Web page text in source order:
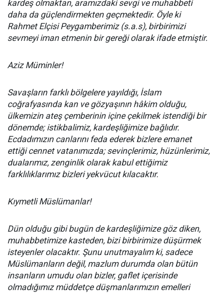
kardeş olmaktan, aramızdaki sevgi ve muhabbeti
daha da güçlendirmekten geçmektedir. Öyle ki
Rahmet Elçisi Peygamberimiz (s.a.s), birbirimizi
sevmeyi iman etmenin bir gereği olarak ifade etmiştir.
Aziz Müminler!
Savaşların farklı bölgelere yayıldığı, İslam
coğrafyasında kan ve gözyaşının hâkim olduğu,
ülkemizin ateş çemberinin içine çekilmek istendiği bir
dönemde; istikbalimiz, kardeşliğimize bağlıdır.
Ecdadımızın canlarını feda ederek bizlere emanet
ettiği cennet vatanımızda; sevinçlerimiz, hüzünlerimiz,
dualarımız, zenginlik olarak kabul ettiğimiz
farklılıklarımız bizleri yekvücut kılacaktır.
Kıymetli Müslümanlar!
Dün olduğu gibi bugün de kardeşliğimize göz diken,
muhabbetimize kasteden, bizi birbirimize düşürmek
isteyenler olacaktır. Şunu unutmayalım ki, sadece
Müslümanların değil, mazlum durumda olan bütün
insanların umudu olan bizler, gaflet içerisinde
olmadığımız müddetçe düşmanlarımızın emelleri